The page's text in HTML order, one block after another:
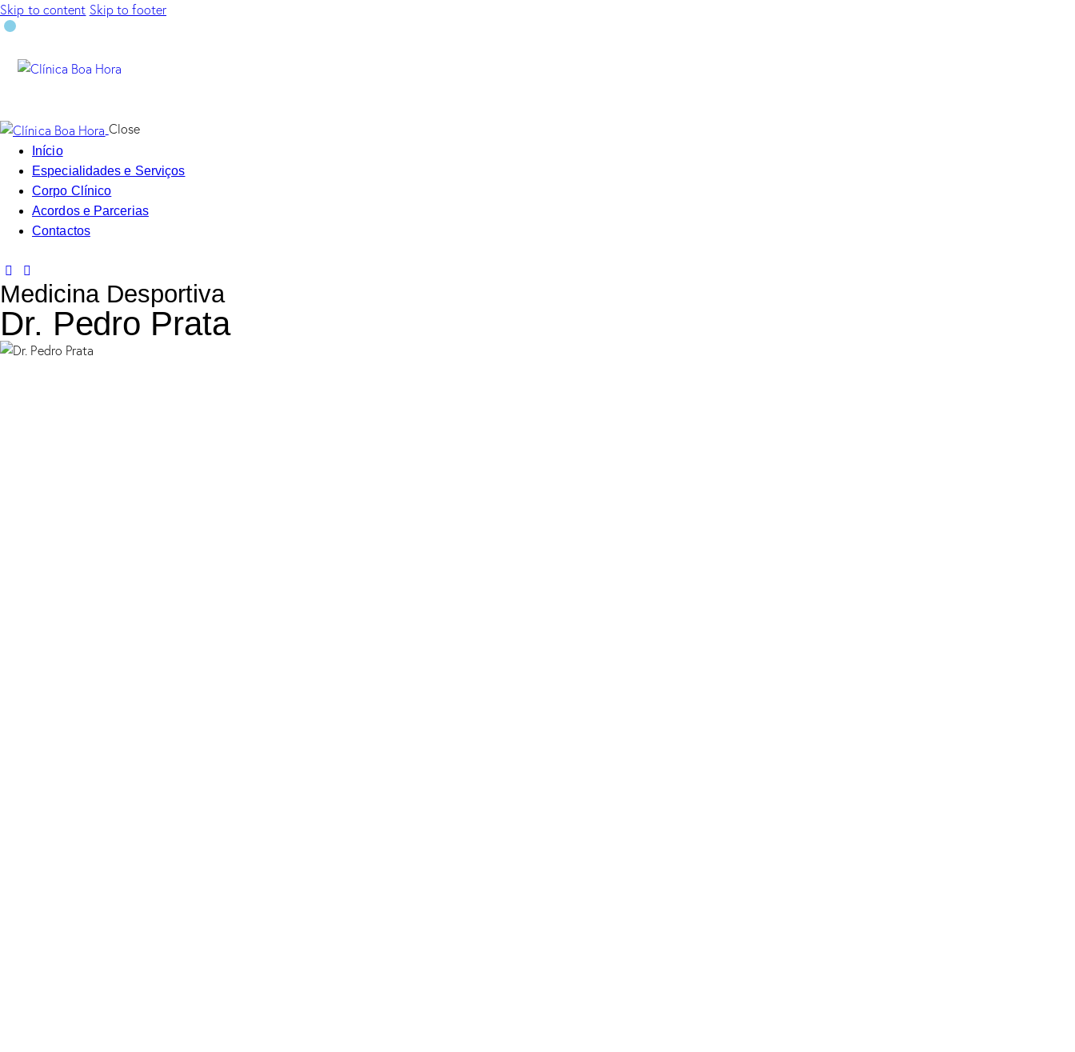
Skip to content Skip to footer
Close
Início
Especialidades e Serviços
Corpo Clínico
Acordos e Parcerias
Contactos
Medicina Desportiva
Dr. Pedro Prata